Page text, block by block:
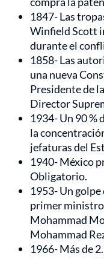
1847- Las
Winfield Scott
durante el
1858- Las
una nueva
Presidente de
Director
1934- Un 90 %
la
jefaturas del
1940- México
Obligatorio.
1953- Un golpe
primer
Mohammad
Mohammad
1966- Más de